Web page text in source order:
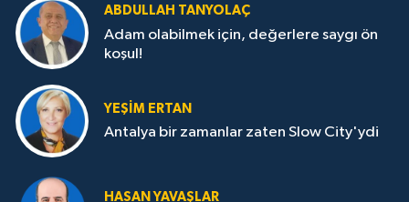
ABDULLAH TANYOLAÇ
Adam olabilmek için, değerlere saygı ön
koşul!
YEŞIM ERTAN
Antalya bir zamanlar zaten Slow City'ydi
HASAN YAVAŞLAR